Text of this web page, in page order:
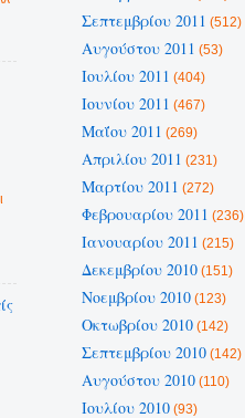
Σεπτεμβρίου 2011 (512)
Αυγούστου 2011 (53)
Ιουλίου 2011 (404)
Ιουνίου 2011 (467)
Μαΐου 2011 (269)
Απριλίου 2011 (231)
Μαρτίου 2011 (272)
Φεβρουαρίου 2011 (236)
Ιανουαρίου 2011 (215)
Δεκεμβρίου 2010(151)
Νοεμβρίου 2010(123)
Οκτωβρίου 2010(142)
Σεπτεμβρίου 2010(142)
Αυγούστου 2010(110)
Ιουλίου 2010(93)